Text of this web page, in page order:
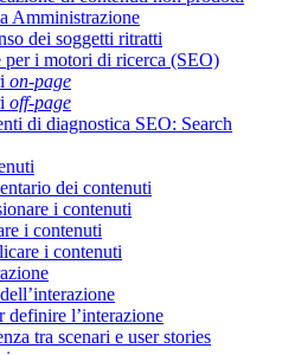
Amministrazione
dei soggetti ritratti
i motori di ricerca (SEO)
on-page
off-page
di diagnostica SEO: Search
dei contenuti
i contenuti
i contenuti
i contenuti
definire l’interazione
tra scenari e user stories